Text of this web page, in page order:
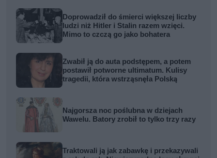
Doprowadził do śmierci większej liczby
ludzi niż Hitler i Stalin razem wzięci.
Mimo to czczą go jako bohatera
Zwabił ją do auta podstępem, a potem
postawił potworne ultimatum. Kulisy
tragedii, która wstrząsnęła Polską
Najgorsza noc poślubna w dziejach
Wawelu. Batory zrobił to tylko trzy razy
Traktowali ją jak zabawkę i przekazywali